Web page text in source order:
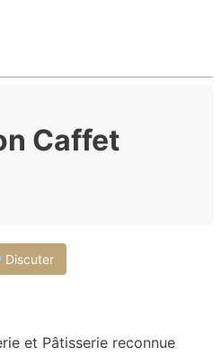
Caffet
Discuter
et Pâtisserie reconnue